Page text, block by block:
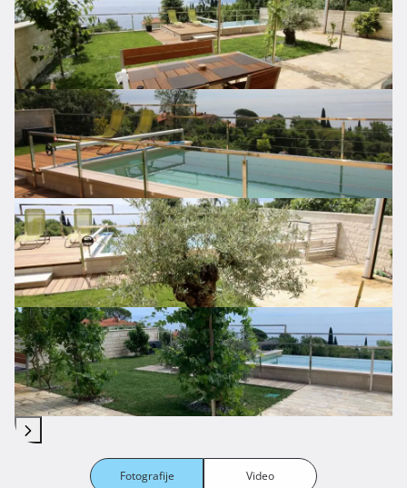
Fotografije Video